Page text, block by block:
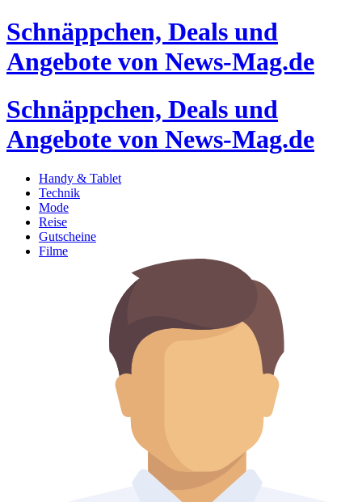
Schnäppchen, Deals und
Angebote von News-Mag.de
Schnäppchen, Deals und
Angebote von News-Mag.de
Handy & Tablet
Technik
Mode
Reise
Gutscheine
Filme